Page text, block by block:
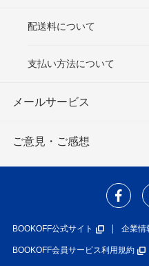
配送料について
支払い方法について
メールサービス
ご意見・ご感想
BOOKOFF公式サイト 企業情
BOOKOFF会員サービス利用規約